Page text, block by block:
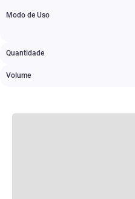
Modo de Uso
Quantidade
Volume